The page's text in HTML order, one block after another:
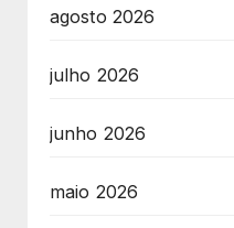
agosto 2026
julho 2026
junho 2026
maio 2026